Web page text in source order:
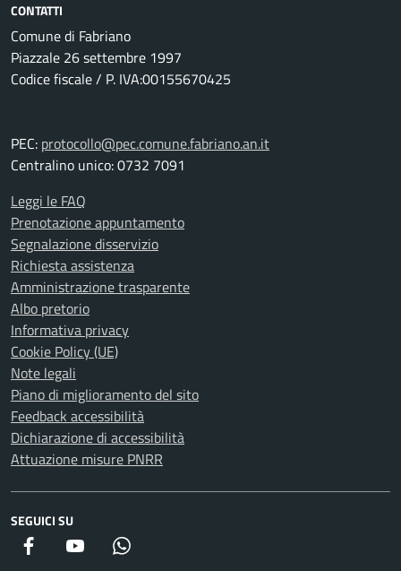
CONTATTI
Comune di Fabriano
Piazzale 26 settembre 1997
Codice fiscale / P. IVA:00155670425
PEC: protocollo@pec.comune.fabriano.an.it
Centralino unico: 0732 7091
Leggi le FAQ
Prenotazione appuntamento
Segnalazione disservizio
Richiesta assistenza
Amministrazione trasparente
Albo pretorio
Informativa privacy
Cookie Policy (UE)
Note legali
Piano di miglioramento del sito
Feedback accessibilità
Dichiarazione di accessibilità
Attuazione misure PNRR
SEGUICI SU
Facebook YouTube